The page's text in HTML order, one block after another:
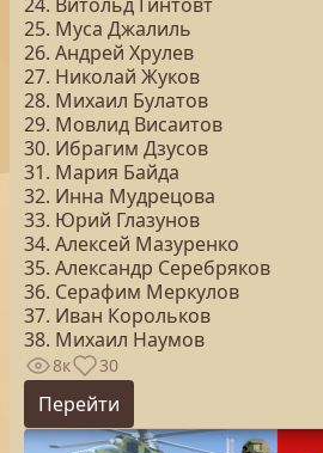
25. Муса Джалиль
26. Андрей Хрулев
27. Николай Жуков
28. Михаил Булатов
29. Мовлид Висаитов
30. Ибрагим Дзусов
31. Мария Байда
32. Инна Мудрецова
33. Юрий Глазунов
34. Алексей Мазуренко
35. Александр Серебряков
36. Серафим Меркулов
37. Иван Корольков
38. Михаил Наумов
8к 30
Перейти